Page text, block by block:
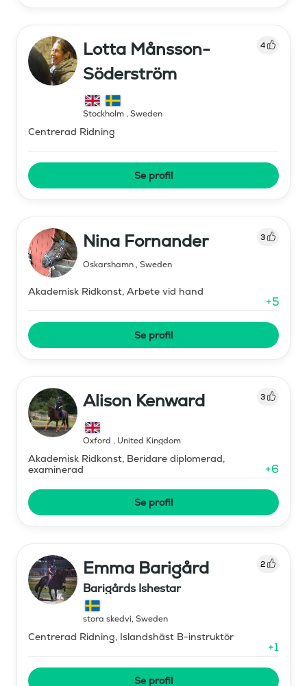
Lotta Månsson-
Söderström
4
Stockholm, Sweden
Centrerad Ridning
Se profil
Nina Fornander 3
Oskarshamn, Sweden
Akademisk Ridkonst, Arbete vid hand
+5
Se profil
Alison Kenward 3
Oxford , United Kingdom
Akademisk Ridkonst, Beridare diplomerad,
examinerad
+6
Se profil
Emma Barigård 2
Barigårds Ishestar
stora skedvi, Sweden
Centrerad Ridning, Islandshäst B-instruktör
+1
Se profil